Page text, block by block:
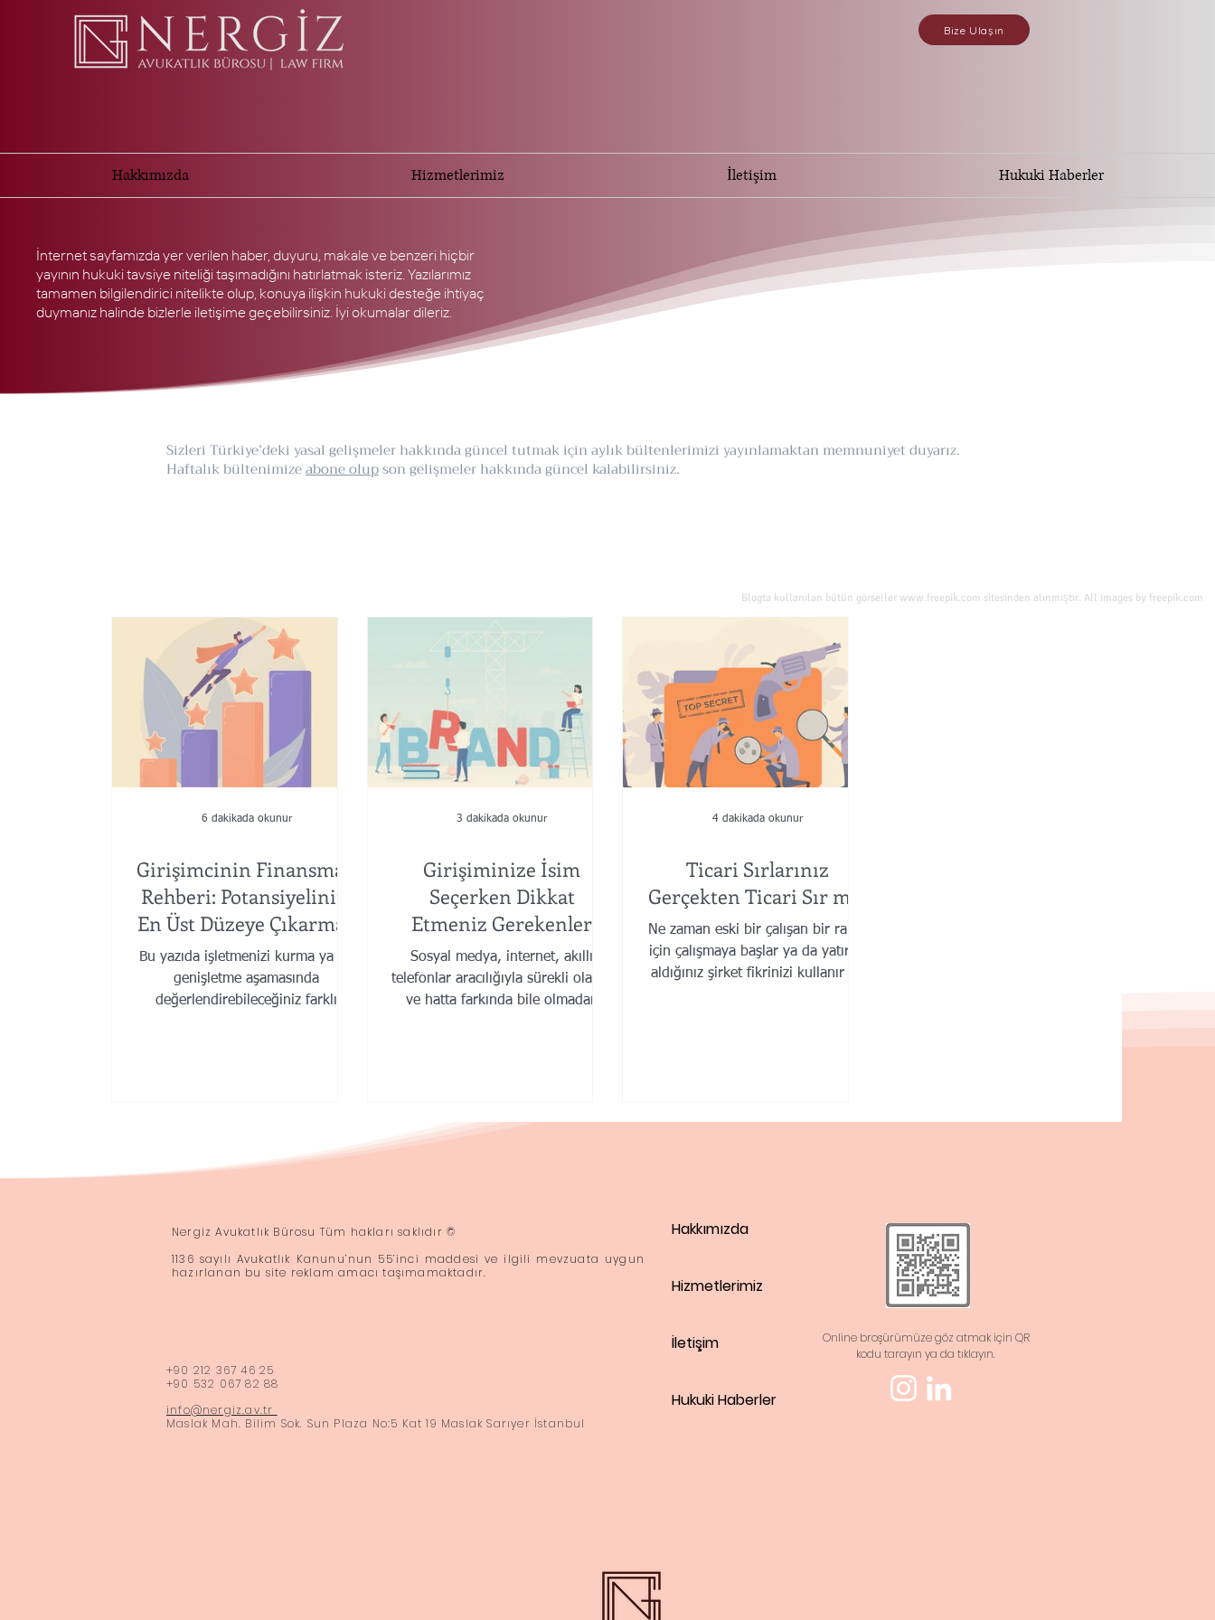
Bize Ulaşın
Hakkımızda Hizmetlerimiz İletişim Hukuki Haberler
İnternet sayfamızda yer verilen haber, duyuru, makale ve benzeri hiçbir
yayının hukuki tavsiye niteliği taşımadığını hatırlatmak isteriz. Yazılarımız
tamamen bilgilendirici nitelikte olup, konuya ilişkin hukuki desteğe ihtiyaç
duymanız halinde bizlerle iletişime geçebilirsiniz. İyi okumalar dileriz.
Sizleri Türkiye’deki yasal gelişmeler hakkında güncel tutmak için aylık bültenlerimizi yayınlamaktan memnuniyet duyarız.
Haftalık bültenimizeabone olupson gelişmeler hakkında güncel kalabilirsiniz.
Girişimcinin Finansman
Rehberi: Potansiyelinizi
En Üst Düzeye Çıkarmak
Bu yazıda işletmenizi kurma ya da
genişletme aşamasında
değerlendirebileceğiniz farklı
6 dakikada okunur
Girişiminize İsim
Seçerken Dikkat
Etmeniz Gerekenler
Sosyal medya, internet, akıllı
telefonlar aracılığıyla sürekli olarak
ve hatta farkında bile olmadan
3 dakikada okunur
Ticari Sırlarınız
Gerçekten Ticari Sır mı?
Ne zaman eski bir çalışan bir rakip
için çalışmaya başlar ya da yatırım
aldığınız şirket fikrinizi kullanır ve
4 dakikada okunur
Blogta kullanılan bütün görseller www.freepik.com sitesinden alınmıştır. All images by freepik.com
Nergiz Avukatlık Bürosu Tüm hakları saklıdır ©
1136 sayılı Avukatlık Kanunu’nun 55’inci maddesi ve ilgili mevzuata uygun
hazırlanan bu site reklam amacı taşımamaktadır.
​+90 212 367 46 25
+90 532 067 82 88
info@nergiz.av.tr
Maslak Mah. Bilim Sok. Sun Plaza No:5 Kat 19 Maslak Sarıyer İstanbul
Hakkımızda
Hizmetlerimiz
İletişim
Hukuki Haberler
Online broşürümüze göz atmak için QR
kodu tarayın ya da tıklayın.